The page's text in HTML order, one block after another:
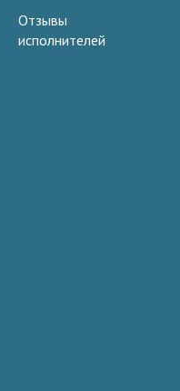
Отзывы
исполнителей